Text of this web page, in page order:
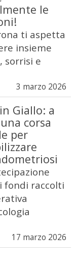
le
ti aspetta
insieme
sorrisi e
3 marzo 2026
Giallo: a
corsa
per
fondi raccolti
17 marzo 2026